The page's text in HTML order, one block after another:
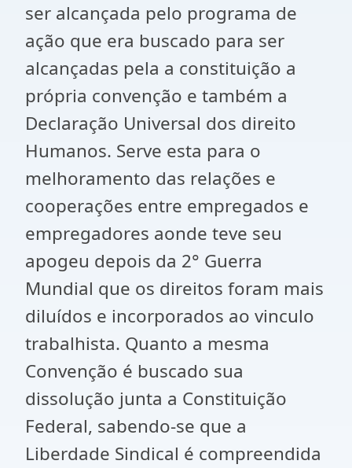
ser alcançada pelo programa de
ação que era buscado para ser
alcançadas pela a constituição a
própria convenção e também a
Declaração Universal dos direito
Humanos. Serve esta para o
melhoramento das relações e
cooperações entre empregados e
empregadores aonde teve seu
apogeu depois da 2° Guerra
Mundial que os direitos foram mais
diluídos e incorporados ao vinculo
trabalhista. Quanto a mesma
Convenção é buscado sua
dissolução junta a Constituição
Federal, sabendo-se que a
Liberdade Sindical é compreendida